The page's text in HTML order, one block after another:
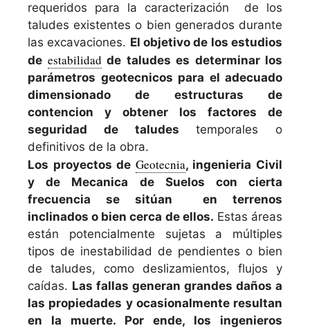
requeridos para la caracterización de los
taludes existentes o bien generados durante
las excavaciones. El objetivo de los estudios
de estabilidad de taludes es determinar los
parámetros geotecnicos para el adecuado
dimensionado de estructuras de
contencion y obtener los factores de
seguridad de taludes temporales o
definitivos de la obra.
Los proyectos de Geotecnia, ingenieria Civil
y de Mecanica de Suelos con cierta
frecuencia se sitúan en terrenos
inclinados o bien cerca de ellos. Estas áreas
están potencialmente sujetas a múltiples
tipos de inestabilidad de pendientes o bien
de taludes, como deslizamientos, flujos y
caídas. Las fallas generan grandes daños a
las propiedades y ocasionalmente resultan
en la muerte. Por ende, los ingenieros